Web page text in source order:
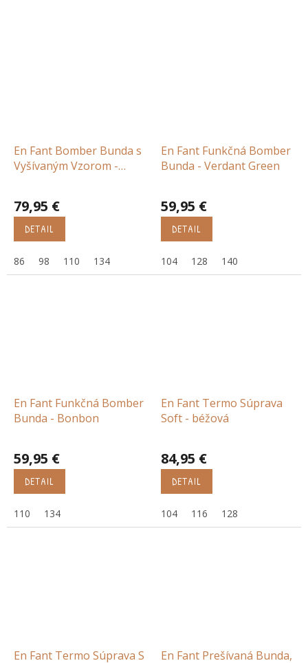
En Fant Bomber Bunda s
Vyšívaným Vzorom -
79,95 €
DETAIL
86 98 110 134
En Fant Funkčná Bomber
Bunda - Verdant Green
59,95 €
DETAIL
104 128 140
En Fant Funkčná Bomber
Bunda - Bonbon
59,95 €
DETAIL
110 134
En Fant Termo Súprava
Soft - béžová
84,95 €
DETAIL
104 116 128
En Fant Termo Súprava S
En Fant Prešívaná Bunda,